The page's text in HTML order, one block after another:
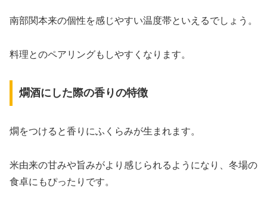
南部関本来の個性を感じやすい温度帯といえるでしょう。
料理とのペアリングもしやすくなります。
燗酒にした際の香りの特徴
燗をつけると香りにふくらみが生まれます。
米由来の甘みや旨みがより感じられるようになり、冬場の
食卓にもぴったりです。